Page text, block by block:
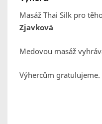
Masáž Thai Silk pro
Zjavková
Medovou masáž
Výhercům gratulujeme.